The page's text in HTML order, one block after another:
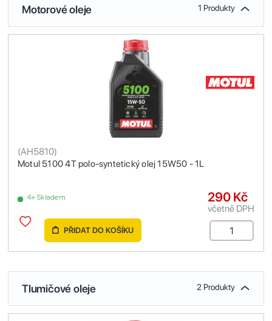
Motorové oleje 1 Produkty
Motul 5100 4T polo-syntetický olej 15W50 - 1L
(AH5810)
4+ Skladem 290 Kč
včetně DPH
PŘIDAT DO KOŠÍKU
Tlumičové oleje 2 Produkty